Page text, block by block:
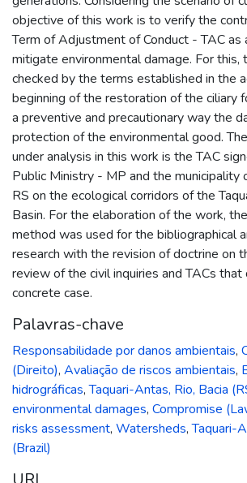
objective of this work is to verify the
Term of Adjustment of Conduct - TAC as
mitigate environmental damage. For this,
checked by the terms established in the
beginning of the restoration of the ciliary
a preventive and precautionary way the
protection of the environmental good.
under analysis in this work is the TAC
Public Ministry - MP and the municipality
RS on the ecological corridors of the
Basin. For the elaboration of the work,
method was used for the bibliographical
research with the revision of doctrine on
review of the civil inquiries and TACs
concrete case.
Palavras-chave
Responsabilidade por danos ambientais,
(Direito), Avaliação de riscos ambientais,
hidrográficas,Taquari-Antas, Rio, Bacia
environmental damages, Compromise
risks assessment, Watersheds,Taquari-
(Brazil)